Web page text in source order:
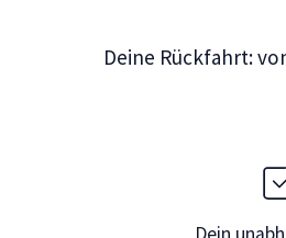
Deine Rückfahrt: